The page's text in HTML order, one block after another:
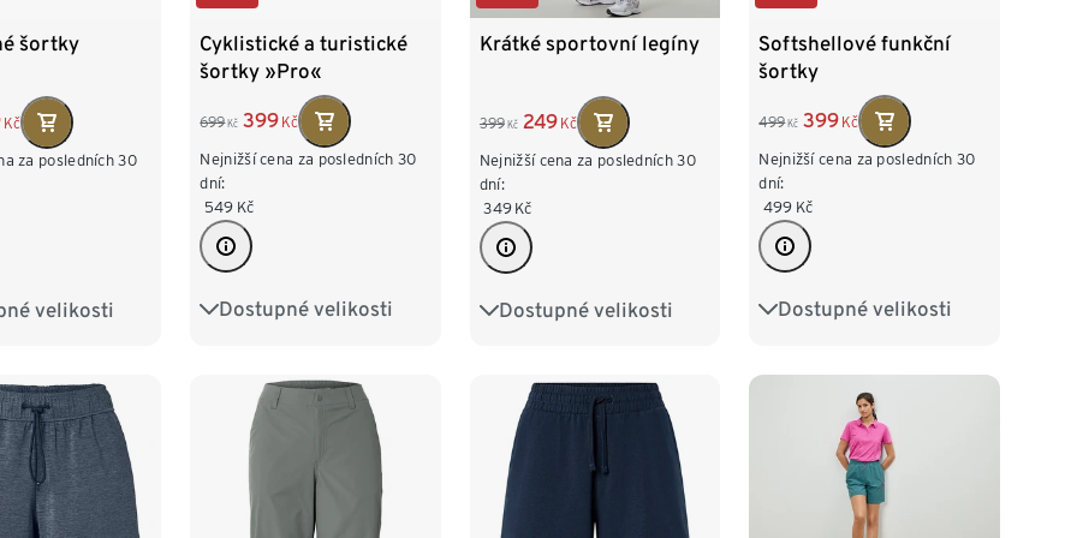
šortky
Kč
za posledních 30
velikosti
40 42
Cyklistické a turistické
šortky »Pro«
699 Kč 399 Kč
Nejnižší cena za posledních 30
dní:
549 Kč
Dostupné velikosti
36 38 40 42
Krátké sportovní legíny
399 Kč 249 Kč
Nejnižší cena za posledních 30
dní:
349 Kč
Dostupné velikosti
XS 32/34 S 36/38
XL 48/50
Softshellové funkční
šortky
499 Kč 399 Kč
Nejnižší cena za posledních 30
dní:
499 Kč
Dostupné velikosti
36 38 40 42